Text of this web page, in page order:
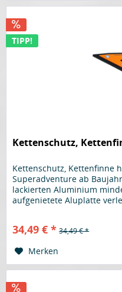
TIPP!
Kettenschutz,
Kettenschutz, Kettenfinne
Superadventure ab
lackierten Aluminium
aufgenietete Aluplatte
34,49 € * 34,49 € *
Merken